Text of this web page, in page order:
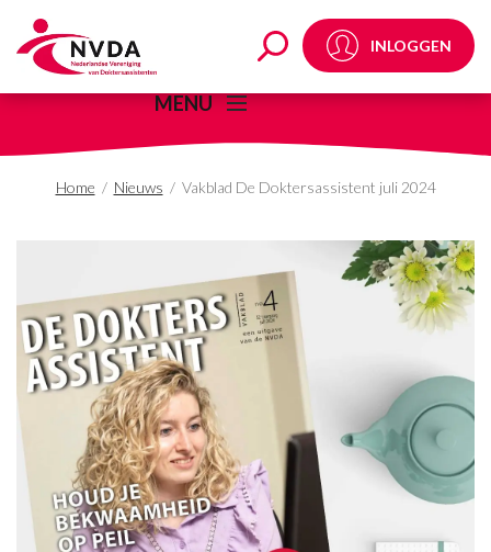
Vakblad De INLOGGEN
MENU
Home / Nieuws / Vakblad De Doktersassistent juli 2024